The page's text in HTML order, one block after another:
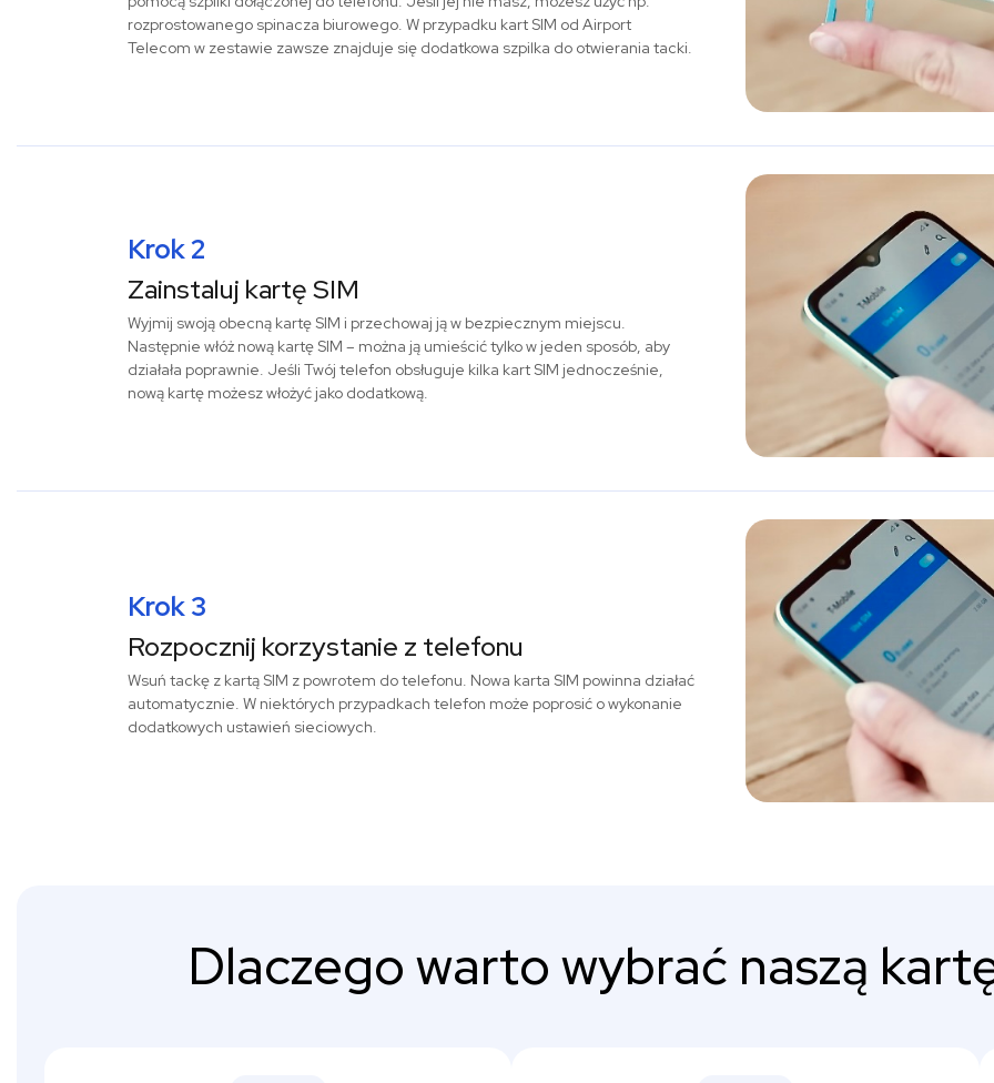
rozprostowanego spinacza biurowego. W przypadku kart SIM od Airport
Telecom w zestawie zawsze znajduje się dodatkowa szpilka do otwierania tacki.
Krok 2
Zainstaluj kartę SIM
Wyjmij swoją obecną kartę SIM i przechowaj ją w bezpiecznym miejscu.
Następnie włóż nową kartę SIM – można ją umieścić tylko w jeden sposób, aby
działała poprawnie. Jeśli Twój telefon obsługuje kilka kart SIM jednocześnie,
nową kartę możesz włożyć jako dodatkową.
Krok 3
Rozpocznij korzystanie z telefonu
Wsuń tackę z kartą SIM z powrotem do telefonu. Nowa karta SIM powinna działać
automatycznie. W niektórych przypadkach telefon może poprosić o wykonanie
dodatkowych ustawień sieciowych.
Dlaczego warto wybrać naszą